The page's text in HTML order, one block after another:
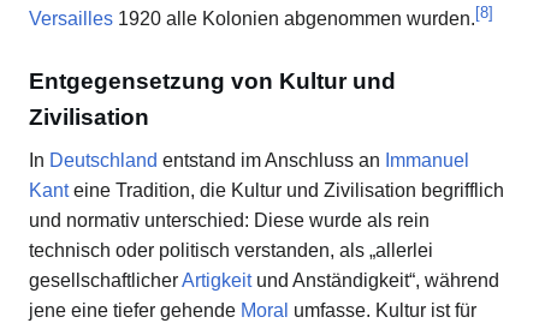
Versailles 1920 alle Kolonien abgenommen wurden.[8]
Entgegensetzung von Kultur und
Zivilisation
In Deutschland entstand im Anschluss an Immanuel
Kanteine Tradition, die Kultur und Zivilisation begrifflich
und normativ unterschied: Diese wurde als rein
technisch oder politisch verstanden, als „allerlei
gesellschaftlicherArtigkeitund Anständigkeit“, während
jene eine tiefer gehende Moral umfasse. Kultur ist für